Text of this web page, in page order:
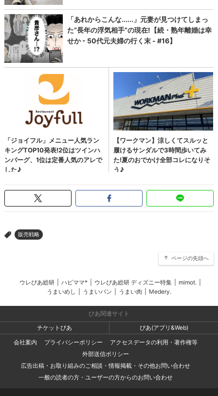
> 販売戦略
ページの先頭へ
ウレぴあ総研 ハピママ* ウレぴあ総研 ディズニー特集 mimot.
うまいめし
うまいパン うまい肉 Medery.
ぴあ関連サイト
チケットぴあ
ぴあ(アプリ&Web)
会社案内
プライバシーポリシー
アクセスデータの利用・著作権等
外部送信ポリシー
広告出稿・お取り組みのご相談・情報掲載・その他お問い合わせ
一般の読者の方・ユーザーの方からのお問い合わせ